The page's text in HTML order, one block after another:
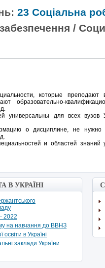
23 Соціальна
/
которые
образовательно-
универсальны для всех
о дисциплине, не нужно
и областей знаний
В УКРАЇНІ
2022
на навчання до ВВНЗ
освіти в Україні
заклади України